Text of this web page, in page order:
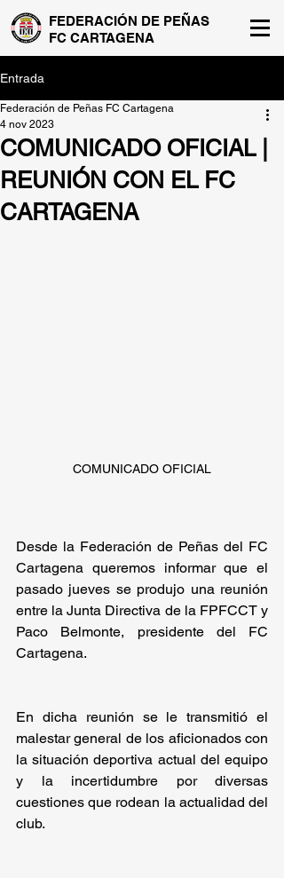
FEDERACIÓN DE PEÑAS
FC CARTAGENA
Entrada
COMUNICADO OFICIAL |
REUNIÓN CON EL FC
CARTAGENA
Federación de Peñas FC Cartagena
4 nov 2023
COMUNICADO OFICIAL
Desde la Federación de Peñas del FC
Cartagena queremos informar que el
pasado jueves se produjo una reunión
entre la Junta Directiva de la FPFCCT y
Paco Belmonte, presidente del FC
Cartagena.
En dicha reunión se le transmitió el
malestar general de los aficionados con
la situación deportiva actual del equipo
y la incertidumbre por diversas
cuestiones que rodean la actualidad del
club.